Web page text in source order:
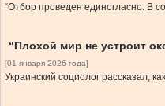
“Отбор проведен единогласно. В
“Плохой мир не устроит
[01 января 2026 года]
Украинский социолог рассказал,